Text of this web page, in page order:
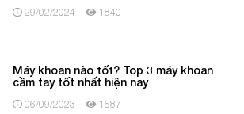
29/02/2024 1840
Máy khoan nào tốt? Top 3 máy khoan
cầm tay tốt nhất hiện nay
06/09/2023 1587